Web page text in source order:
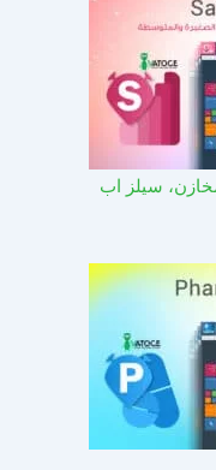
سيلز اب